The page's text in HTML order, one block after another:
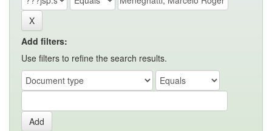
Add filters:
Use filters to refine the search results.